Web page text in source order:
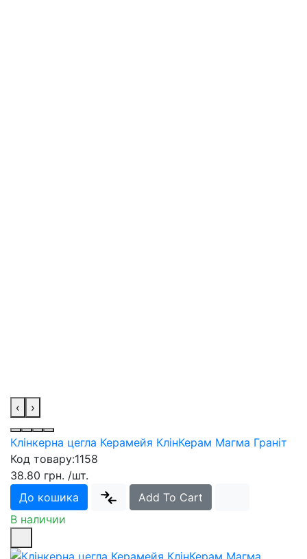
‹ ›
Клінкерна цегла Керамейя КлінКерам Магма Граніт
Код товару:1158
38.80 грн. /шт.
До кошика
Add To Cart
В наличии